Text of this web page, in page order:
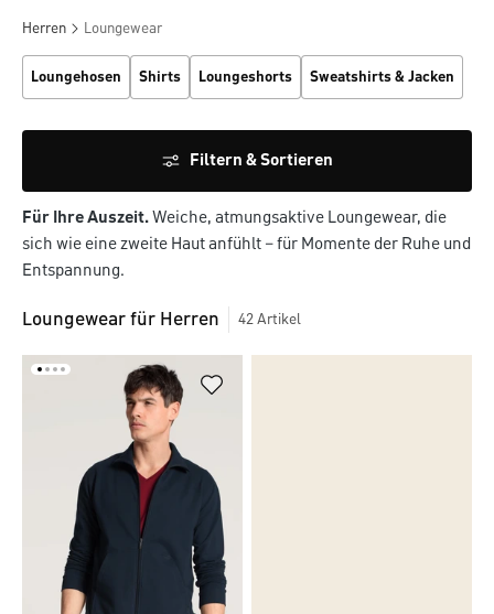
Herren Loungewear
Loungehosen Shirts Loungeshorts Sweatshirts & Jacken
Filtern & Sortieren
Für Ihre Auszeit. Weiche, atmungsaktive Loungewear, die
sich wie eine zweite Haut anfühlt – für Momente der Ruhe und
Entspannung.
Loungewear für Herren 42 Artikel